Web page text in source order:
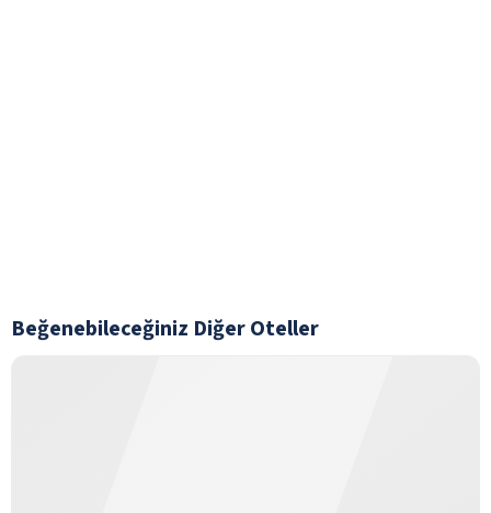
Beğenebileceğiniz Diğer Oteller